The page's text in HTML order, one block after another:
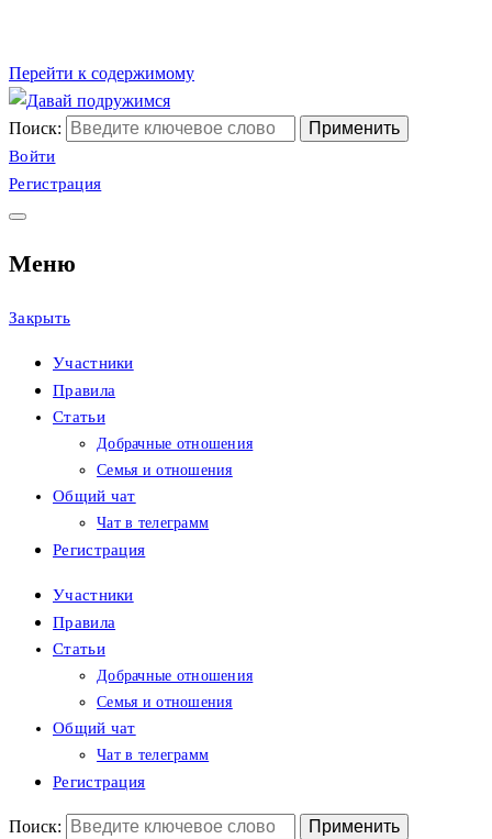
Перейти к содержимому
Сайт христианских
знакомств
Давай подружимся
Поиск:
Войти
Регистрация
Меню
Закрыть
Участники
Правила
Статьи
Добрачные отношения
Семья и отношения
Общий чат
Чат в телеграмм
Регистрация
Участники
Правила
Статьи
Добрачные отношения
Семья и отношения
Общий чат
Чат в телеграмм
Регистрация
Поиск: